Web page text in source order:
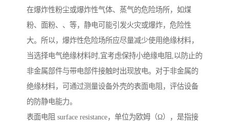
在爆炸性粉尘或爆炸性气体、蒸气的危险场所，如煤
粉、面粉、、等，静电可能引发火灾或爆炸，危险性
大。所以，爆炸性危险场所应尽量减少使用绝缘材料，
当选择电气绝缘材料时,宜考虑保持小绝缘电阻,以防止的
非金属部件与带电部件接触时出现放电。对于非金属的
绝缘材料，可通过测量设备外壳的表面电阻，评估设备
的防静电能力。
表面电阻 surface resistance，单位为欧姆（Ω），是指接